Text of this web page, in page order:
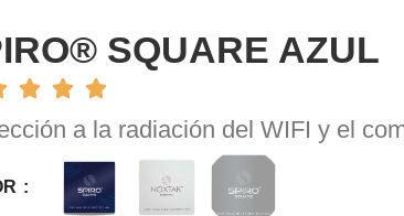
SQUARE AZUL
a la radiación del WIFI y el